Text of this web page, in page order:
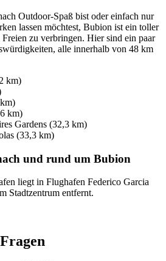
Outdoor-Spaß bist oder einfach nur
lassen möchtest, Bubion ist ein toller
zu verbringen. Hier sind ein paar
alle innerhalb von 48 km
km)
km)
Gardens (32,3 km)
(33,3 km)
und rund um Bubion
liegt in Flughafen Federico Garcia
Stadtzentrum entfernt.